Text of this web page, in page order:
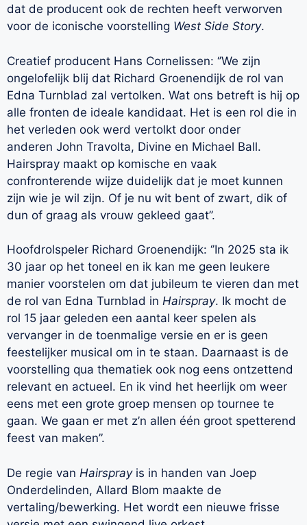
dat de producent ook de rechten heeft verworven
voor de iconische voorstelling West Side Story.
Creatief producent Hans Cornelissen: ‘’We zijn
ongelofelijk blij dat Richard Groenendijk de rol van
Edna Turnblad zal vertolken. Wat ons betreft is hij op
alle fronten de ideale kandidaat. Het is een rol die in
het verleden ook werd vertolkt door onder
anderen John Travolta, Divine en Michael Ball.
Hairspray maakt op komische en vaak
confronterende wijze duidelijk dat je moet kunnen
zijn wie je wil zijn. Of je nu wit bent of zwart, dik of
dun of graag als vrouw gekleed gaat’’.
Hoofdrolspeler Richard Groenendijk: ‘’In 2025 sta ik
30 jaar op het toneel en ik kan me geen leukere
manier voorstelen om dat jubileum te vieren dan met
de rol van Edna Turnblad in Hairspray. Ik mocht de
rol 15 jaar geleden een aantal keer spelen als
vervanger in de toenmalige versie en er is geen
feestelijker musical om in te staan. Daarnaast is de
voorstelling qua thematiek ook nog eens ontzettend
relevant en actueel. En ik vind het heerlijk om weer
eens met een grote groep mensen op tournee te
gaan. We gaan er met z’n allen één groot spetterend
feest van maken”.
De regie van Hairsprayis in handen van Joep
Onderdelinden, Allard Blom maakte de
vertaling/bewerking. Het wordt een nieuwe frisse